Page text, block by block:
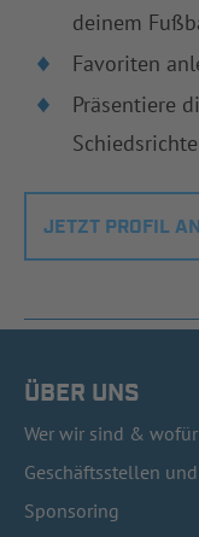
deinem
Favoriten
Präsentiere
JETZT PROFIL
ÜBER UNS
Wer wir sind &
Geschäftsstellen
Sponsoring